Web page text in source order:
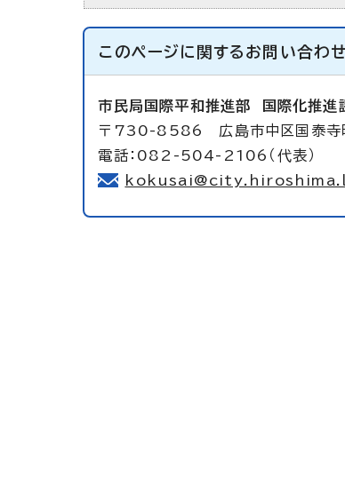
このページに関する お問い合わせ
市民局国際平和推進部
国際化推進
〒730-8586 広島市中区国泰寺
電話：082-504-2106（代表）